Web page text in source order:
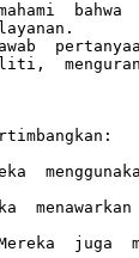
juga